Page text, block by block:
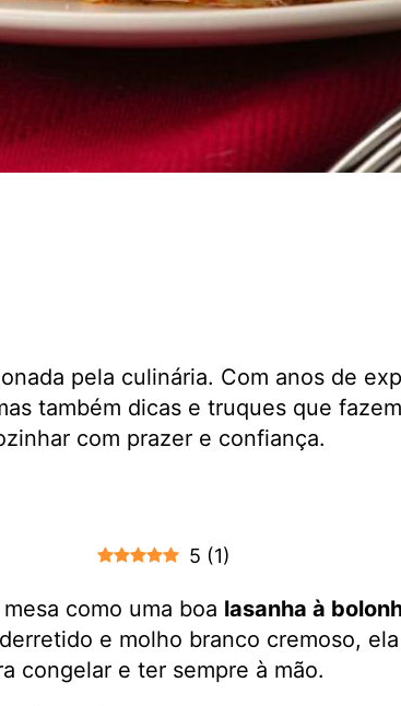
pela culinária. Com anos de
também dicas e truques que
com prazer e confiança.
5 (1)
como uma boa lasanha à
e molho branco cremoso,
congelar e ter sempre à mão.